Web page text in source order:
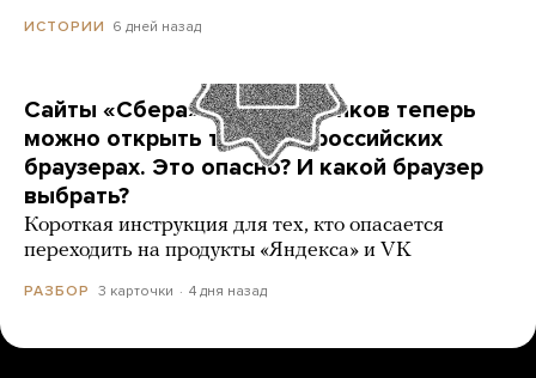
ИСТОРИИ 6 дней назад
Сайты «Сбера» и других банков теперь
можно открыть только в российских
браузерах. Это опасно? И какой браузер
выбрать?
Короткая инструкция для тех, кто опасается
переходить на продукты «Яндекса» и VK
РАЗБОР 3 карточки 4 дня назад